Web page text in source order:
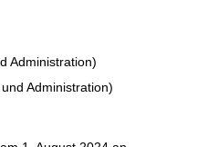
Administration)
Administration)